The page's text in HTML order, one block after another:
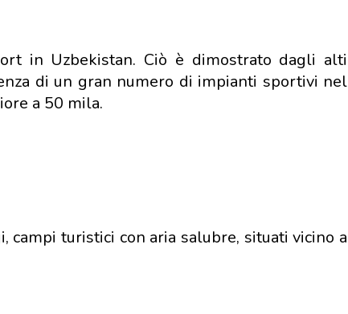
in Uzbekistan. Ciò è dimostrato dagli alti
di un gran numero di impianti sportivi nel
a 50 mila.
campi turistici con aria salubre, situati vicino a